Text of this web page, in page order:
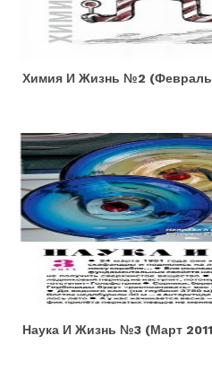
Химия И Жизнь №2 (февраль
Наука И Жизнь №3 (март